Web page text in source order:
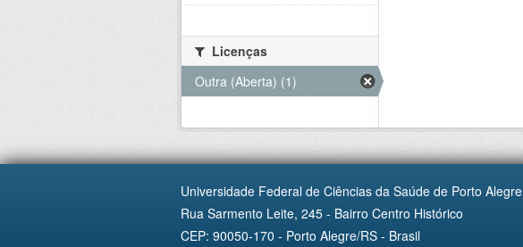
Licenças
Outra (Aberta) (1)
Universidade Federal de Ciências da Saúde de Porto Alegre
Rua Sarmento Leite, 245 - Bairro Centro Histórico
CEP: 90050-170 - Porto Alegre/RS - Brasil